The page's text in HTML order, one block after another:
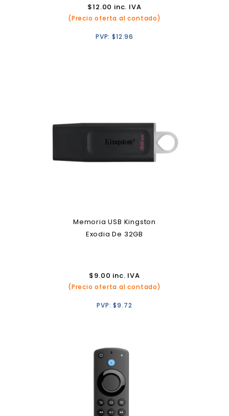
$12.00 inc. IVA
(Precio oferta al contado)
PVP:$12.96
Memoria USB Kingston
Exodia De 32GB
$9.00 inc. IVA
(Precio oferta al contado)
PVP:$9.72